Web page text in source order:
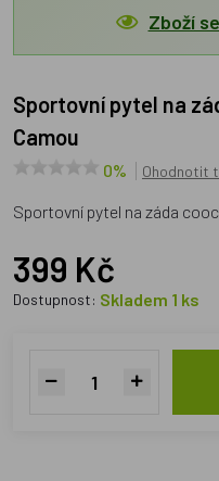
Zboží
Sportovní pytel na záda coocazoo, Cloudy
Camou
0% Ohodnotit
Sportovní pytel na záda
399 Kč
Dostupnost: Skladem 1 ks